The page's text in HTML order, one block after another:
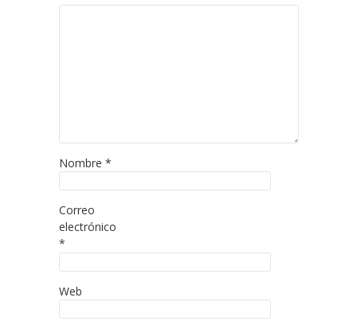
Nombre *
Correo
electrónico
*
Web